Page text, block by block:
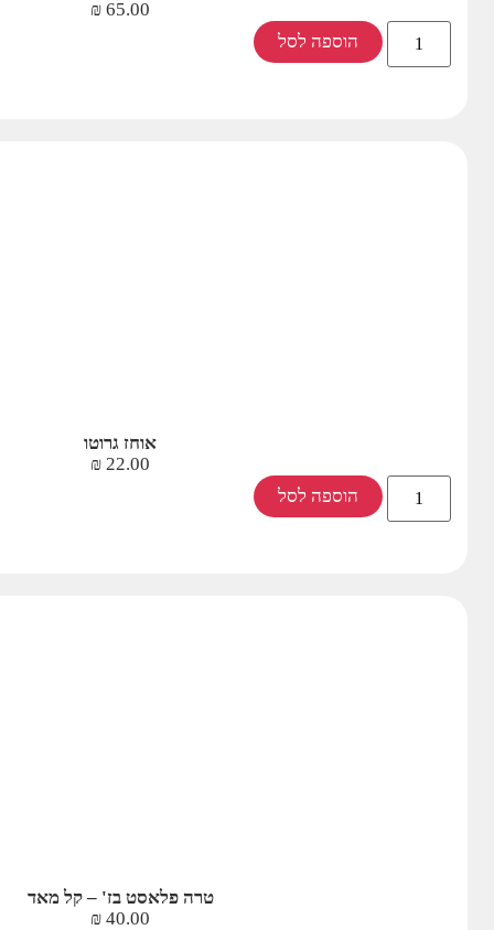
65.00
₪
הוספה לסל
אוחז גרוטו
22.00
₪
הוספה לסל
טרה פלאסט בז' – קל מאד
40.00
₪